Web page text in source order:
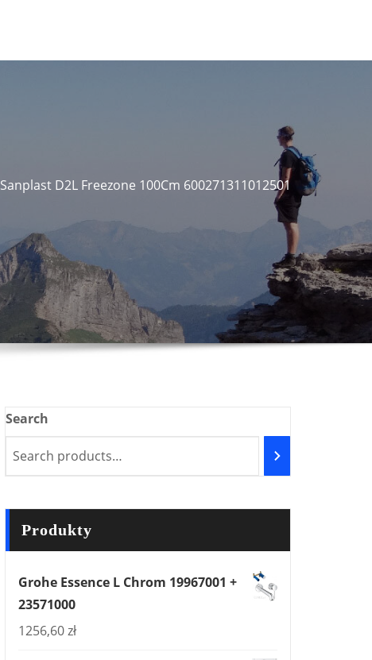
Sanplast D2L Freezone 100Cm 600271311012501
Search
Produkty
Grohe Essence L Chrom 19967001 +
23571000
1256,60zł